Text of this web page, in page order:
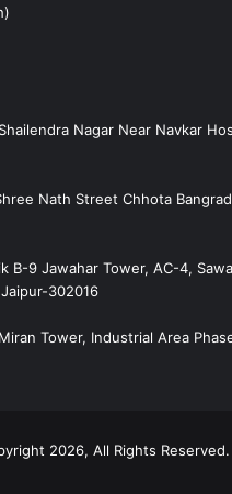
Nagar Near Navkar
Nath Street Chhota
B-9 Jawahar Tower, AC-4,
302016
Tower, Industrial Area
2026, All Rights Reserved.